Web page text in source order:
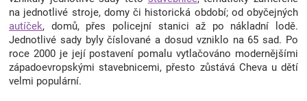
zábava
pro
na jednotlivé stroje, domy či historická období; od obyčejných
autíček, domů, přes policejní stanici až po nákladní lodě.
Jednotlivé sady byly číslované a dosud vzniklo na 65 sad. Po
roce 2000 je její postavení pomalu vytlačováno modernějšími
západoevropskými stavebnicemi, přesto zůstává Cheva u dětí
velmi populární.